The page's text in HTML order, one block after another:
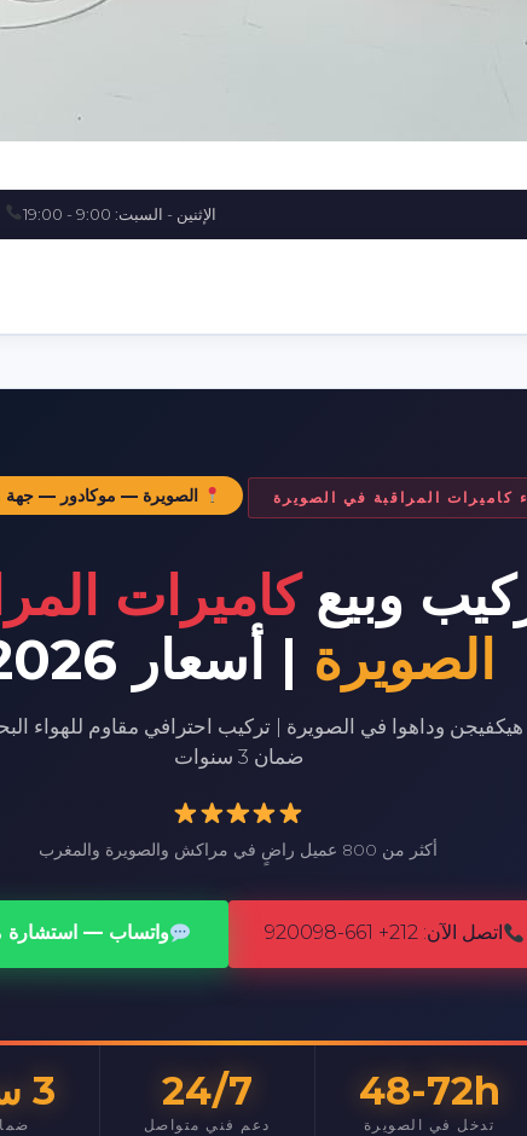
الإثنين - السبت: 9:00 - 19:00
كاميرات المراقبة في الصويرة الصويرة — موكادور —
وبيعكاميرات
الصويرة | أسعار 2026
وداهوا في الصويرة | تركيب احترافي مقاوم للهواء
ضمان 3 سنوات
أكثر من 800 عميل راضٍ في مراكش والصويرة والمغرب
اتصل الآن: 212+ 661-920098 واتساب — استشارة
48-72h
تدخل في الصويرة
24/7
دعم فني متواصل
3 سنوات